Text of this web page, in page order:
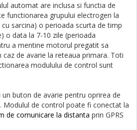
automat are inclusa si functia de
functionarea grupului electrogen la
sarcina) o perioada scurta de timp
o data la 7-10 zile (perioada
a mentine motorul pregatit sa
caz de avarie la reteaua primara. Toti
modulului de control sunt
un buton de avarie pentru oprirea de
Modulul de control poate fi conectat la
de comunicare la distanta prin GPRS